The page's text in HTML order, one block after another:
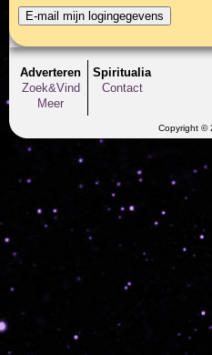
Adverteren
Zoek&Vind
Meer
Spiritualia
Contact
Copyright ©